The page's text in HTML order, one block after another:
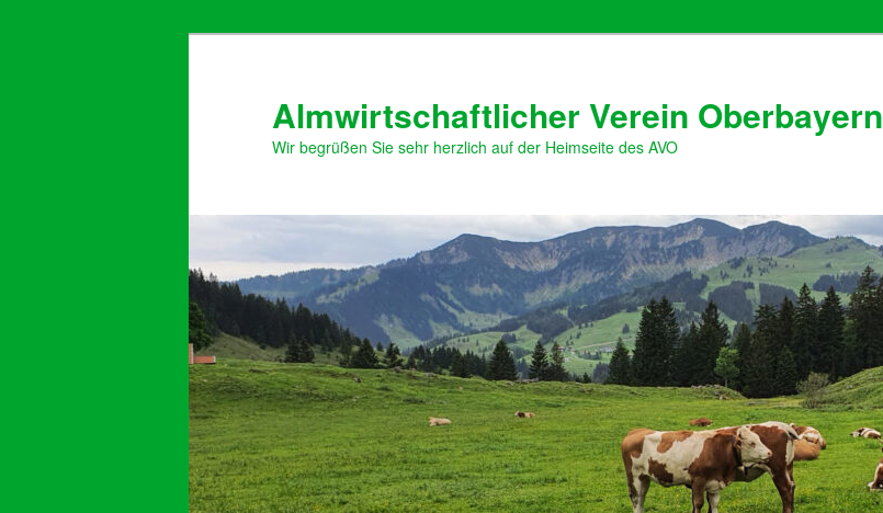
Almwirtschaftlicher Verein Oberbayern
Wir begrüßen Sie sehr herzlich auf der Heimseite des AVO